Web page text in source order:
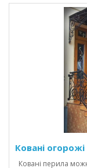
Ковані
Ковані перила